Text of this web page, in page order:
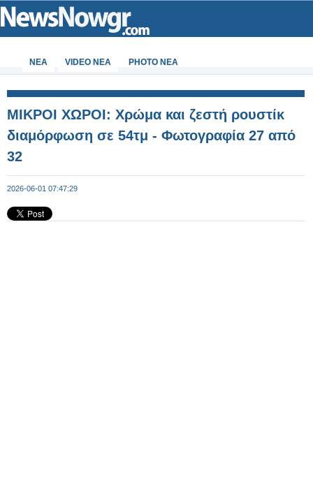
ΝΕΑ VIDEO NEA PHOTO NEA
ΜΙΚΡΟΙ ΧΩΡΟΙ: Χρώμα και ζεστή ρουστίκ
διαμόρφωση σε 54τμ - Φωτογραφία 27 από
32
2026-06-01 07:47:29